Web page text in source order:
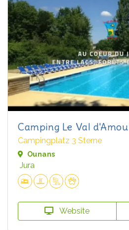
Camping Le Val
Campingplatz 3 Sterne
Ounans
Jura
Website